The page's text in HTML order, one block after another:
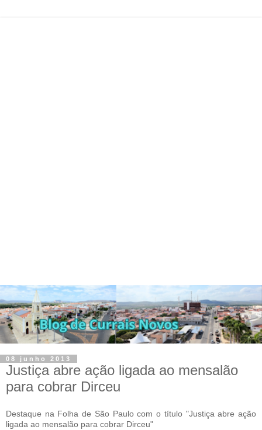
08 junho 2013
Justiça abre ação ligada ao mensalão
para cobrar Dirceu
Destaque na Folha de São Paulo com o título "Justiça abre ação
ligada ao mensalão para cobrar Dirceu"